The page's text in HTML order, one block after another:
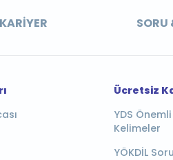
KARIYER SORU
Ücretsiz
YDS Önemli
Kelimeler
YÖKDİL